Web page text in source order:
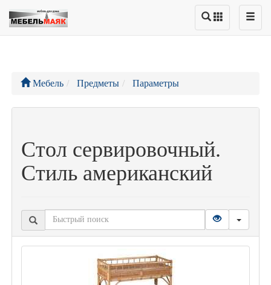
Мебель Предметы Параметры
Стол сервировочный.
Стиль американский